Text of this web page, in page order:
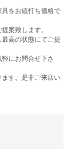
をお値打ち価格で
案致します。
高の状態にてご提
にお問合せ下さ
す。是非ご来店い